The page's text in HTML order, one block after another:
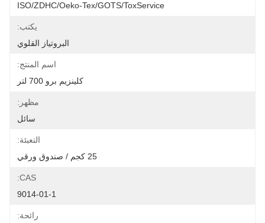
ISO/ZDHC/Oeko-Tex/GOTS/ToxService
يكتب:
البروتياز القلوي
اسم المنتج:
كلينزيم برو 700 لتر
مظهر:
سائل
التعبئة:
25 كجم / صندوق ورقي
CAS:
9014-01-1
رائحة: